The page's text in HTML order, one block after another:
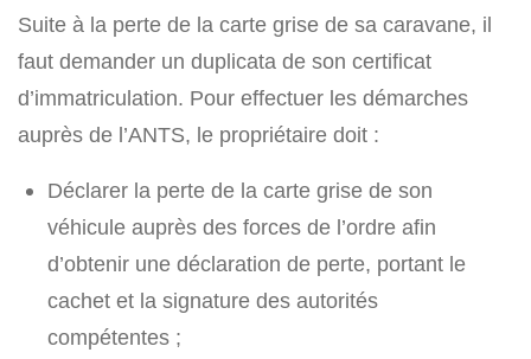
Suite à la perte de la carte grise de sa caravane, il
faut demander un duplicata de son certificat
d’immatriculation. Pour effectuer les démarches
auprès de l’ANTS, le propriétaire doit :
Déclarer la perte de la carte grise de son
véhicule auprès des forces de l’ordre afin
d’obtenir une déclaration de perte, portant le
cachet et la signature des autorités
compétentes ;